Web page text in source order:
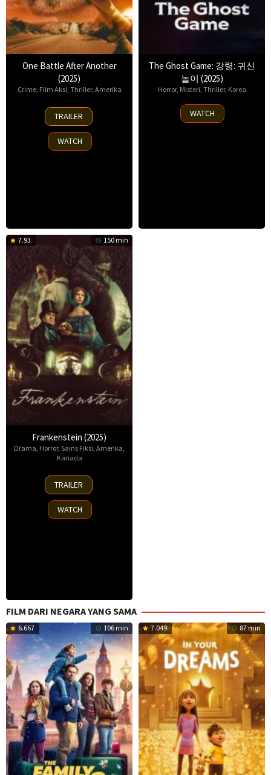
One Battle After Another
(2025)
Crime, Film Aksi Thriller, Amerika
23
Sep
2025
TRAILER
WATCH
The Ghost Game: 강령: 귀신
놀이 (2025)
Horror, Misteri Thriller, Korea
6
Aug
WATCH
7.93 150 min
Frankenstein (2025)
Drama, Horror, Sains Fiksi, Amerika,
Kanada
17
Oct
2025
TRAILER
WATCH
FILM DARI NEGARA YANG SAMA
6.667 106 min 7.049 87 min